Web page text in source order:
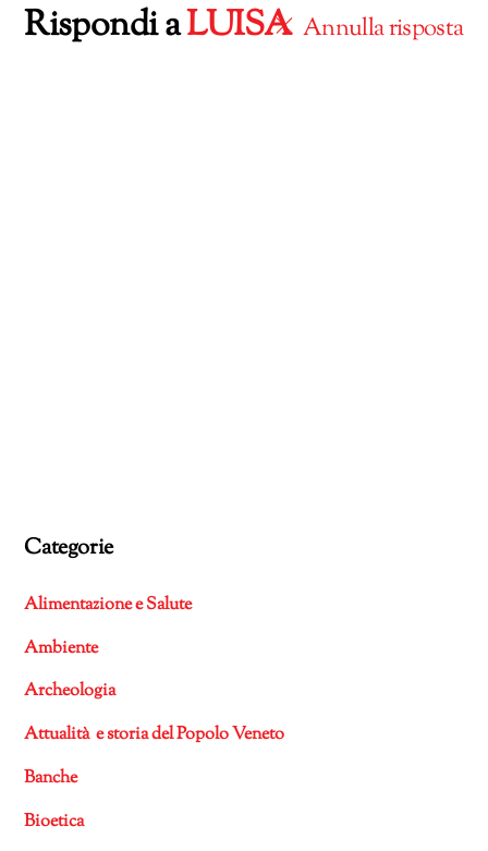
Rispondi aLUISA Annulla risposta
Categorie
Alimentazione e Salute
Ambiente
Archeologia
Attualità e storia del Popolo Veneto
Banche
Bioetica